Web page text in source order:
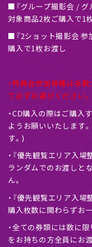
■『グループ撮影会 /
対象商品2枚ご購入で1
■『2ショット撮影会
購入で1枚お渡し
・特典会参加券種は多
て必ずお選びください。
・CD購入の際はご購入
ようお願いいたします
す。)
・『優先観覧エリア入
ランダムでのお渡しと
ん。
・『優先観覧エリア入
購入枚数に関わらずお
・全ての券類には数に限
をお持ちの方全員にお